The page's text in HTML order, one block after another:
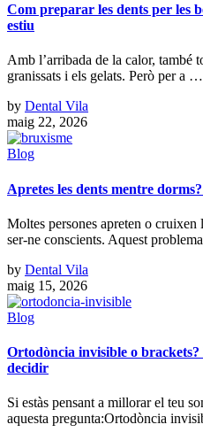
Com preparar les dents per les
estiu
Amb l’arribada de la calor, també
granissats i els gelats. Però per a …
by Dental Vila
maig 22, 2026
Blog
Apretes les dents mentre
Moltes persones apreten o cruixen
ser-ne conscients. Aquest
by Dental Vila
maig 15, 2026
Blog
Ortodòncia invisible o brackets?
decidir
Si estàs pensant a millorar el teu
aquesta pregunta:Ortodòncia